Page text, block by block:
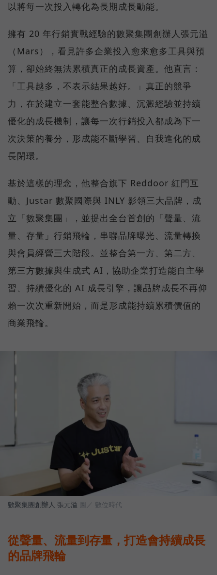
以將每一次投入轉化為長期成長動能。
擁有 20 年行銷實戰經驗的數聚集團創辦人張元溢
（Mars），看見許多企業投入愈來愈多工具與預
算，卻始終無法累積真正的成長資產。他直言：
「工具越多，不表示結果越好。」真正的競爭
力，在於建立一套能整合數據、沉澱經驗並持續
優化的成長機制，讓每一次行銷投入都成為下一
次決策的養分，形成能不斷學習、自我進化的成
長閉環。
基於這樣的理念，他整合旗下 Reddoor 紅門互
動、Justar 數聚國際與 INLY 影領三大品牌，成
立「數聚集團」，並提出全台首創的「聲量、流
量、存量」行銷飛輪，串聯品牌曝光、流量轉換
與會員經營三大階段。並整合第一方、第二方、
第三方數據與生成式 AI，協助企業打造能自主學
習、持續優化的 AI 成長引擎，讓品牌成長不再仰
賴一次次重新開始，而是形成能持續累積價值的
商業飛輪。
數聚集團創辦人 張元溢 圖／ 數位時代
從聲量、流量到存量，打造會持續成長
的品牌飛輪